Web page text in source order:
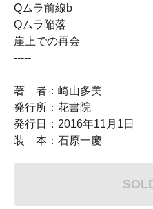
Qムラ前線b
Qムラ陥落
崖上での再会
-----
著 者：崎山多美
発行所：花書院
発行日：2016年11月1日
装 本：石原一慶